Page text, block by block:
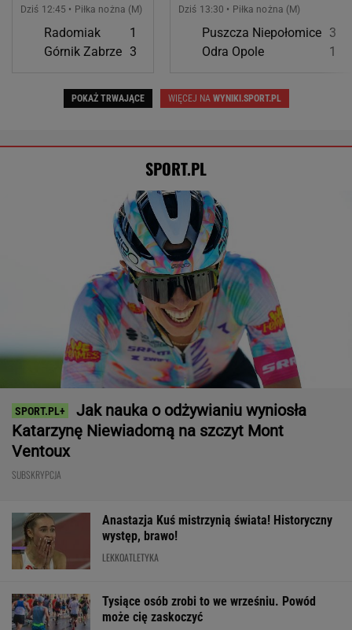
Dziś 12:45 • Piłka nożna (M)
Radomiak
1
Górnik Zabrze 3
Dziś 13:30 • Piłka nożna (M)
Puszcza Niepołomice 3
Odra Opole
1
POKAŻ TRWAJĄCE WIĘCEJ NA WYNIKI.SPORT.PL
SPORT.PL
Jak nauka o odżywianiu wyniosła
Katarzynę Niewiadomą na szczyt Mont
Ventoux
SUBSKRYPCJA
Anastazja Kuś mistrzynią świata! Historyczny
występ, brawo!
LEKKOATLETYKA
Tysiące osób zrobi to we wrześniu. Powód
może cię zaskoczyć